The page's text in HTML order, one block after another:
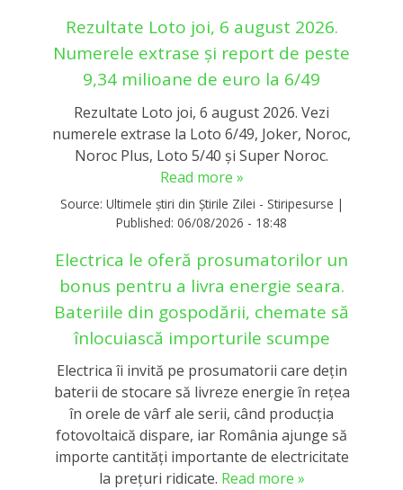
Rezultate Loto joi, 6 august 2026.
Numerele extrase și report de peste
9,34 milioane de euro la 6/49
Rezultate Loto joi, 6 august 2026. Vezi
numerele extrase la Loto 6/49, Joker, Noroc,
Noroc Plus, Loto 5/40 și Super Noroc.
Read more »
Source: Ultimele știri din Știrile Zilei - Stiripesurse |
Published: 06/08/2026 - 18:48
Electrica le oferă prosumatorilor un
bonus pentru a livra energie seara.
Bateriile din gospodării, chemate să
înlocuiască importurile scumpe
Electrica îi invită pe prosumatorii care dețin
baterii de stocare să livreze energie în rețea
în orele de vârf ale serii, când producția
fotovoltaică dispare, iar România ajunge să
importe cantități importante de electricitate
la prețuri ridicate. Read more »